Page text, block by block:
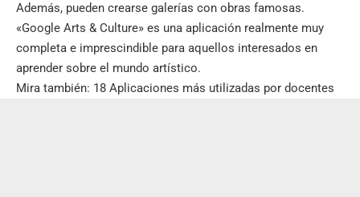
Además, pueden crearse galerías con obras famosas.
«Google Arts & Culture» es una aplicación realmente muy
completa e imprescindible para aquellos interesados en
aprender sobre el mundo artístico.
Mira también: 18 Aplicaciones más utilizadas por docentes